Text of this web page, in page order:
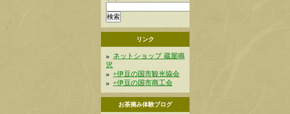
リンク
ネットショップ 蔵屋鳴
沢
+伊豆の国市観光協会
+伊豆の国市商工会
お茶摘み体験ブログ